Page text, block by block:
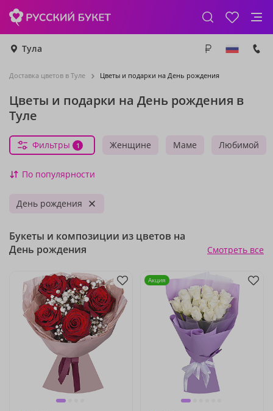
Тула
Доставка цветов в Туле Цветы и подарки на День рождения
Цветы и подарки на День рождения в
Туле
Женщине Маме Любимой
Фильтры 1
По популярности
День рождения
Букеты и композиции из цветов на
День рождения
Смотреть все
Акция